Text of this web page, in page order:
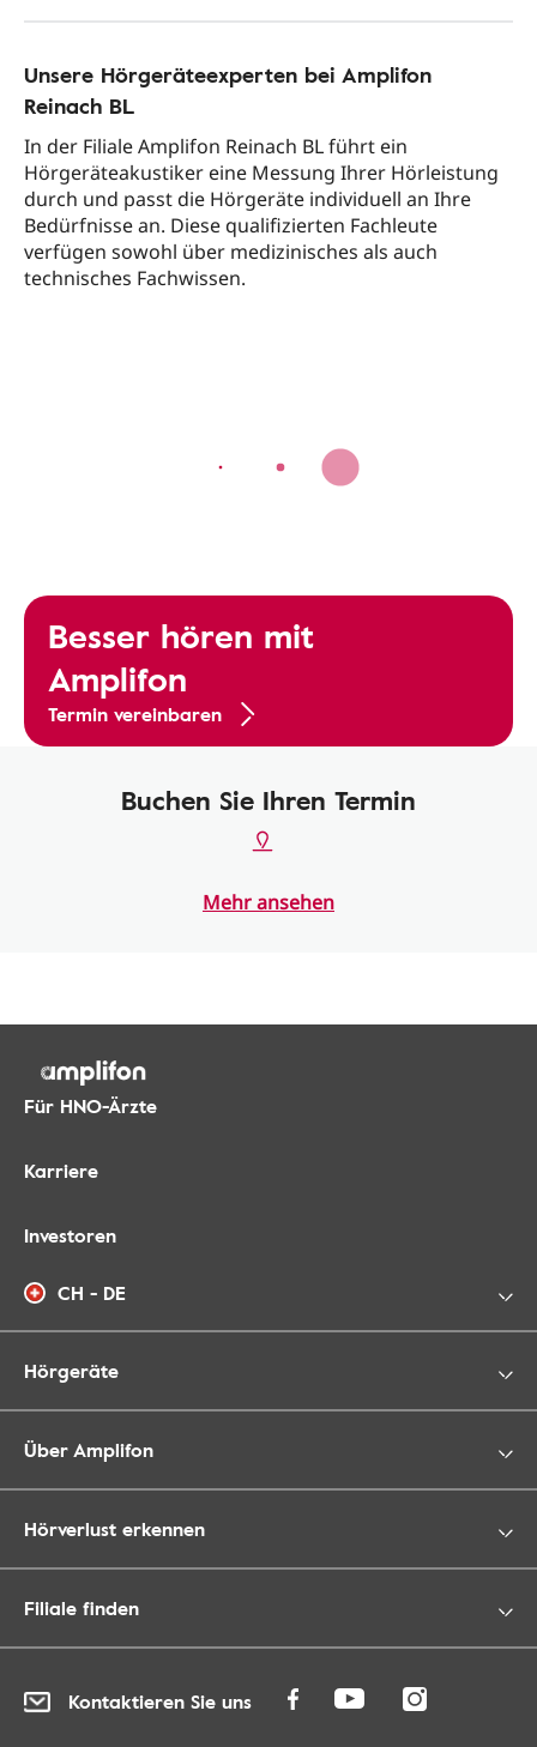
Unsere Hörgeräteexperten bei Amplifon
Reinach BL
In der Filiale Amplifon Reinach BL führt ein
Hörgeräteakustiker eine Messung Ihrer Hörleistung
durch und passt die Hörgeräte individuell an Ihre
Bedürfnisse an. Diese qualifizierten Fachleute
verfügen sowohl über medizinisches als auch
technisches Fachwissen.
Besser hören mit
Amplifon
Termin vereinbaren
Buchen Sie Ihren Termin
Mehr ansehen
Für HNO-Ärzte
Karriere
Investoren
CH - DE
Hörgeräte
Über Amplifon
Hörverlust erkennen
Filiale finden
Kontaktieren Sie uns